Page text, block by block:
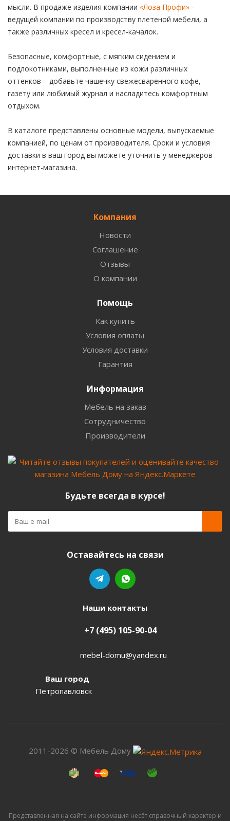
мысли. В продаже изделия компании «Лоза Профи» -
ведущей компании по производству плетеной мебели, а
также различных кресел и кресел-качалок.
Безопасные, комфортные, с мягким сидением и
подлокотниками, выполненные из кожи различных
оттенков – добавьте чашечку свежесваренного кофе,
газету или любимый журнал и насладитесь комфортным
отдыхом.
В каталоге представлены основные модели, выпускаемые
компанией, по ценам от производителя. Сроки и условия
доставки в ваш город вы можете уточнить у менеджеров
интернет-магазина.
Компания
Новости
Соглашение
Отзывы
О компании
Помощь
Как купить
Условия оплаты
Условия доставки
Гарантия
Информация
Мебель на заказ
Сотрудничество
Производители
Будьте всегда в курсе!
Оставайтесь на связи
Наши контакты
+7 (495) 105-90-04
mebel-domu@yandex.ru
Ваш город
Петропавловск
2011-2026 © Мебель Дому
Представленная на сайте информация несёт справочный характер и